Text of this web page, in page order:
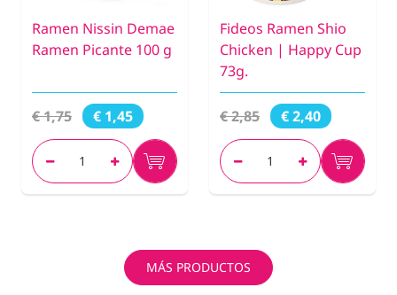
Ramen Nissin Demae
Ramen Picante 100 g
€ 1,75 € 1,45
Fideos Ramen Shio
Chicken | Happy Cup
73g.
€ 2,85 € 2,40
MÁS PRODUCTOS